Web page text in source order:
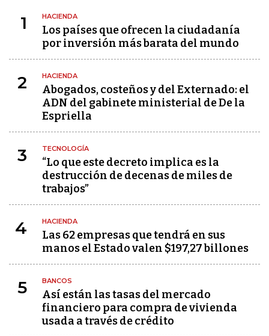
1 HACIENDA
Los países que ofrecen la ciudadanía
por inversión más barata del mundo
2 HACIENDA
Abogados, costeños y del Externado: el
ADN del gabinete ministerial de De la
Espriella
3 TECNOLOGÍA
“Lo que este decreto implica es la
destrucción de decenas de miles de
trabajos”
4 HACIENDA
Las 62 empresas que tendrá en sus
manos el Estado valen $197,27 billones
5 BANCOS
Así están las tasas del mercado
financiero para compra de vivienda
usada a través de crédito